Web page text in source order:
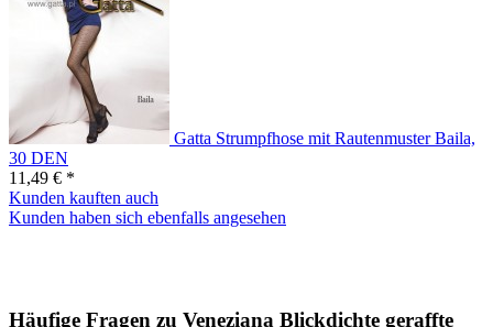
Gatta Strumpfhose mit Rautenmuster Baila,
30 DEN
11,49 € *
Kunden kauften auch
Kunden haben sich ebenfalls angesehen
Häufige Fragen zu Veneziana Blickdichte geraffte